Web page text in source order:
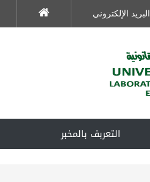
البريد الإلكتروني
التعربف بالمخبر